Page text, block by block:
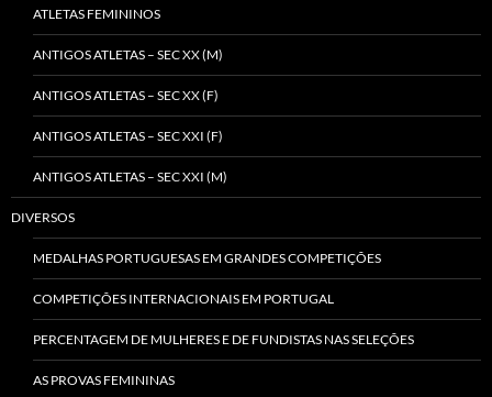
ATLETAS FEMININOS
ANTIGOS ATLETAS – SEC XX (M)
ANTIGOS ATLETAS – SEC XX (F)
ANTIGOS ATLETAS – SEC XXI (F)
ANTIGOS ATLETAS – SEC XXI (M)
DIVERSOS
MEDALHAS PORTUGUESAS EM GRANDES COMPETIÇÕES
COMPETIÇÕES INTERNACIONAIS EM PORTUGAL
PERCENTAGEM DE MULHERES E DE FUNDISTAS NAS SELEÇÕES
AS PROVAS FEMININAS